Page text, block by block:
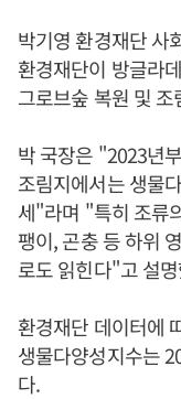
박기영 환경재단 사
환경재단이 방글라
그로브숲 복원 및
박 국장은 "2023년
조림지에서는 생물
세"라며 "특히 조류
팽이, 곤충 등 하위
로도 읽힌다"고 설
환경재단 데이터에
생물다양성지수는
다.